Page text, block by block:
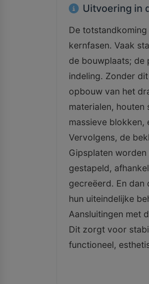
Uitvoering in
De
kernfasen. Vaak
de bouwplaats; de
indeling. Zonder
opbouw van het
materialen, houten
massieve blokken,
Vervolgens, de
Gipsplaten
gestapeld,
gecreëerd. En
hun uiteindelijke
Aansluitingen met
Dit zorgt voor
functioneel,